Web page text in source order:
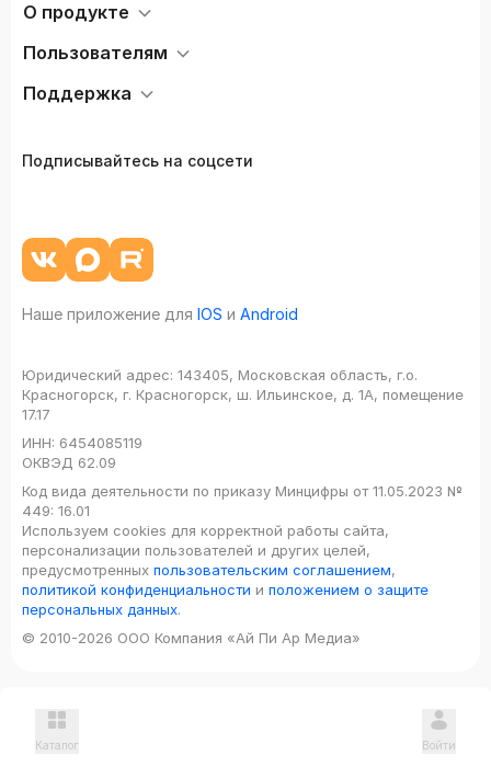
О продукте
Пользователям
Поддержка
Подписывайтесь на соцсети
Наше приложение для IOS и Android
Юридический адрес: 143405, Московская область, г.о.
Красногорск, г. Красногорск, ш. Ильинское, д. 1А, помещение
17.17
ИНН: 6454085119
ОКВЭД 62.09
Код вида деятельности по приказу Минцифры от 11.05.2023 №
449: 16.01
Используем cookies для корректной работы сайта,
персонализации пользователей и других целей,
предусмотренных пользовательским соглашением,
политикой конфиденциальности и положением о защите
персональных данных.
© 2010-2026 ООО Компания «Ай Пи Ар Медиа»
Каталог Войти